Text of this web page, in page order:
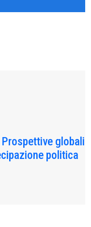
globali
politica